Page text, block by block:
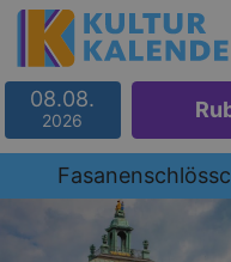
08.08.
2026